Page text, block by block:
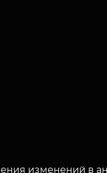
изменений в